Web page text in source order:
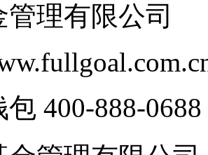
理有限公司
400-888-0688